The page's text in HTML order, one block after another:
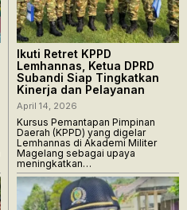
Ikuti Retret KPPD
Lemhannas, Ketua DPRD
Subandi Siap Tingkatkan
Kinerja dan Pelayanan
April 14, 2026
Kursus Pemantapan Pimpinan
Daerah (KPPD) yang digelar
Lemhannas di Akademi Militer
Magelang sebagai upaya
meningkatkan…